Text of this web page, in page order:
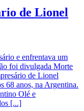
de Lionel
e enfrentava um
foi divulgada Morte
de Lionel
68 anos, na Argentina.
Olé e
[...]